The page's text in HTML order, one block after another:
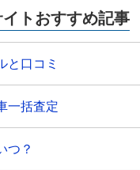
イトおすすめ記事
と口コミ
一括査定
つ？